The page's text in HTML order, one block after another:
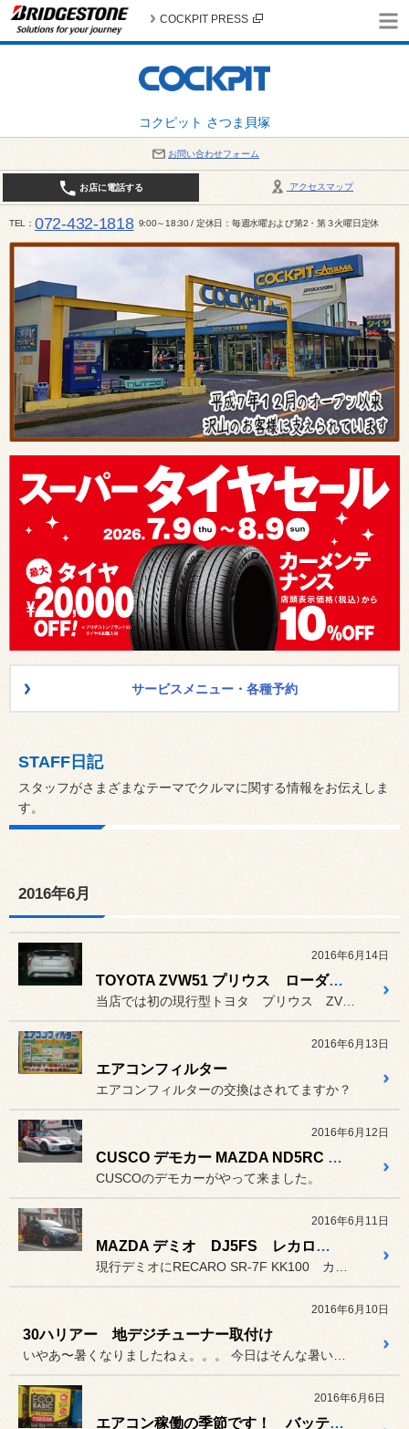
コクピット さつま貝塚
COCKPIT PRESS
お問い合わせフォーム
アクセスマップ
お店に電話する
TEL 072-432-1818 9:00～18:30 / 定休日：毎週水曜および第2・第３火曜日定休
サービスメニュー・各種予約
STAFF日記
スタッフがさまざまなテーマでクルマに関する情報をお伝えしま
す。
2016年6月
2016年6月14日
TOYOTA ZVW51 プリウス ローダウン
2016年6月13日
エアコンフィルター
エアコンフィルターの交換はされてますか？
2016年6月12日
CUSCO デモカー MAZDA ND5RC ロードスター 体感試乗
CUSCOのデモカーがやって来ました。
2016年6月11日
MAZDA デミオ DJ5FS レカロシート取付け
2016年6月10日
30ハリアー 地デジチューナー取付け
2016年6月6日
エアコン稼働の季節です！ バッテリーは大丈夫でしょうか？